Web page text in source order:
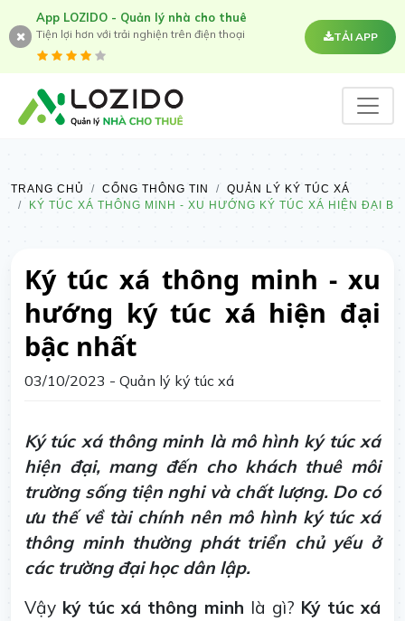
App LOZIDO - Quản lý nhà cho thuê
Tiện lợi hơn với trải nghiện trên điện thoại TẢI APP
TRANG CHỦ CỔNG THÔNG TIN
QUẢN LÝ KÝ TÚC XÁ
KÝ TÚC XÁ THÔNG MINH - XU HƯỚNG KÝ TÚC XÁ HIỆN ĐẠI
Ký túc xá thông minh - xu
hướng ký túc xá hiện đại
bậc nhất
03/10/2023 - Quản lý ký túc xá
Ký túc xá thông minh là mô hình ký túc xá
hiện đại, mang đến cho khách thuê môi
trường sống tiện nghi và chất lượng. Do có
ưu thế về tài chính nên mô hình ký túc xá
thông minh thường phát triển chủ yếu ở
các trường đại học dân lập.
Vậy ký túc xá thông minh là gì? Ký túc xá